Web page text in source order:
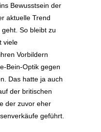
Bewusstsein der
aktuelle Trend
So bleibt zu
viele
Vorbildern
Bein-Optik gegen
Das hatte ja auch
der britischen
der zuvor eher
geführt.